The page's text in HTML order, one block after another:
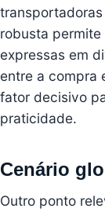
robusta
expressas em
entre a compra
fator decisivo
praticidade.
Cenário
Outro ponto